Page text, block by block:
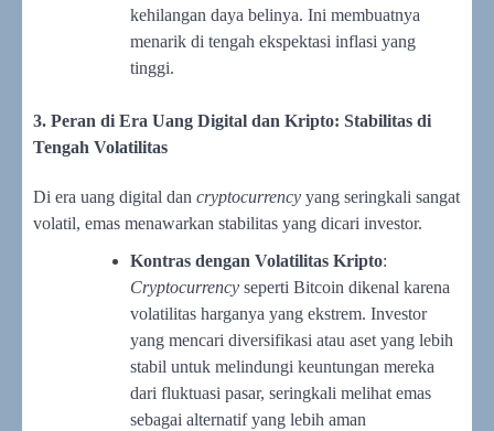
kehilangan daya belinya. Ini membuatnya
menarik di tengah ekspektasi inflasi yang
tinggi.
3. Peran di Era Uang Digital dan Kripto: Stabilitas di
Tengah Volatilitas
Di era uang digital dan cryptocurrency yang seringkali sangat
volatil, emas menawarkan stabilitas yang dicari investor.
Kontras dengan Volatilitas Kripto:
Cryptocurrency seperti Bitcoin dikenal karena
volatilitas harganya yang ekstrem. Investor
yang mencari diversifikasi atau aset yang lebih
stabil untuk melindungi keuntungan mereka
dari fluktuasi pasar, seringkali melihat emas
sebagai alternatif yang lebih aman